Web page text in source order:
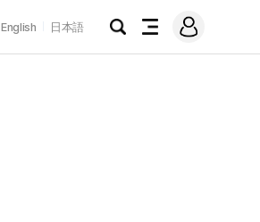
English 日本語
검
전
메
그